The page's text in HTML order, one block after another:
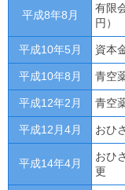
平成8年8月
有限
円）
平成10年5月 資本
平成10年8月 青空
平成12年2月 青空
平成12月4月 おひ
平成14年4月
おひ
更